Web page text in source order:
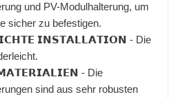
und PV-Modulhalterung, um
sicher zu befestigen.
𝗜𝗡𝗦𝗧𝗔𝗟𝗟𝗔𝗧𝗜𝗢𝗡 - Die
- Die
sind aus sehr robusten